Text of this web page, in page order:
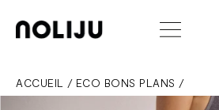
ACCUEIL / ECO BONS PLANS /
LEGGING SANS COUTURE - RAPHAËL